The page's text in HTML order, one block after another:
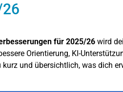
für 2025/26 wird
Orientierung, KI-
und übersichtlich, was dich